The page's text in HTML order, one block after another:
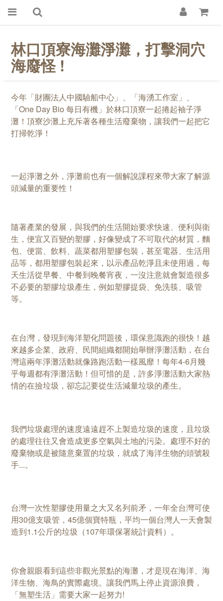
林口頂寮海灘淨灘，打擊洞穴
海廢怪 !
今年 「財團法人中國驗船中心 」 、 「海湧工作室 」、
「One Day Bio 每日有機」 於林口頂寮一起捲起袖子淨
灘！ 頂寮沙灘上充斥著各種生活廢棄物，讓我們一起把它
打掃乾淨！
一起淨灘之外，淨灘前也有一個解說課程來帶大家了解源
頭減量的重要性！
隨著產業的發展，與我們的生活開始要求快速、便利與衛
生，便宜又百變的塑膠，好像變成了不可取代的材質，麵
包、便當、飲料、蔬菜都用塑膠包裝，甚至電器、生活用
品等，都用塑膠包裝起來，以示產品乾淨且未使用過，每
天生活從早餐、中餐到晚餐宵夜，一沒注意就會製造很多
不必要的塑膠垃圾產生，例如塑膠提袋、免洗筷、吸管
等。
在台灣，發現到海洋塑化問題後，環保意識跑的很快！越
來越多企業、政府、民間組織都開始舉辦淨灘活動，在台
灣這兩年淨灘活動就像路跑活動一樣風靡！每年4-6月幾
乎每週都有淨灘活動！但可惜的是，許多淨灘活動大家熱
情的在撿垃圾，卻忘記要從生活減量垃圾的產生。
我們垃圾處理的速度遠遠趕不上製造垃圾的速度，且垃圾
的處理往往又會造成更多空氣與土地的污染。處理不好的
廢棄物或是被隨意棄置的垃圾，就成了海洋生物的頭號殺
手...。
台灣一次性塑膠使用量之大又名列前矛，一年全台灣可使
用30億支吸管，45億個寶特瓶，平均一個台灣人一天會製
造到1.1公斤的垃圾（107年環保署統計資料）。
你會親眼看到這些非觀光景點的海灘，才是現在海洋、海
洋生物、海鳥的實際處境。讓我們馬上停止資源浪費，
「無塑生活」需要大家一起努力!